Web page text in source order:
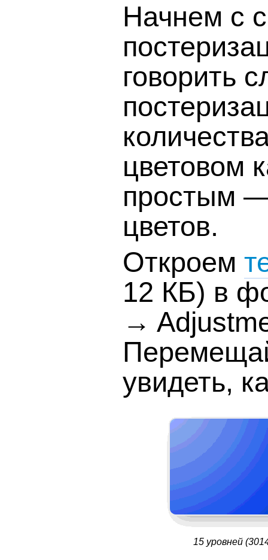
Начнем с
говорить
цветовом
простым
цветов.
Откроем
12 КБ) в
→
увидеть,
15 уровней